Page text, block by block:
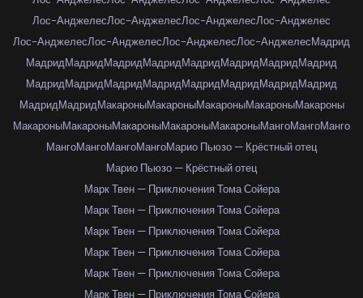
Лос-АнджелесЛос-АнджелесЛос-АнджелесЛос-Анджелес
Лос-АнджелесЛос-АнджелесЛос-АнджелесЛос-АнджелесМадрид
МадридМадридМадридМадридМадридМадридМадридМадрид
МадридМадридМадридМадридМадридМадридМадридМадрид
МадридМадридМакароныМакароныМакароныМакароныМакароны
МакароныМакароныМакароныМакароныМакароныМангоМангоМанго
МангоМангоМангоМангоМарио Пьюзо — Крёстный отец
Марио Пьюзо — Крёстный отец
Марк Твен — Приключения Тома Сойера
Марк Твен — Приключения Тома Сойера
Марк Твен — Приключения Тома Сойера
Марк Твен — Приключения Тома Сойера
Марк Твен — Приключения Тома Сойера
Марк Твен — Приключения Тома Сойера